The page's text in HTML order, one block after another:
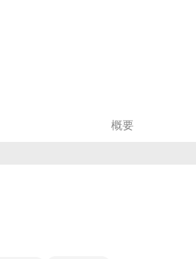
概要